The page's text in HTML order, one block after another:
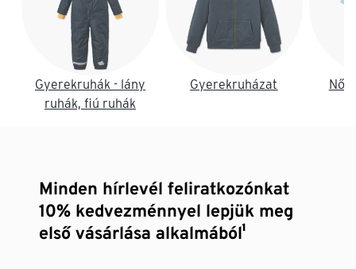
Gyerekruhák - lány
ruhák, fiú ruhák
Gyerekruházat Női
Minden hírlevél feliratkozónkat
10% kedvezménnyel lepjük meg
első vásárlása alkalmából¹